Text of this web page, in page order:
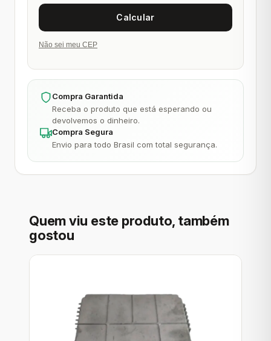
Não sei meu CEP
Compra Garantida
Receba o produto que está esperando ou
devolvemos o dinheiro.
Compra Segura
Envio para todo Brasil com total segurança.
Quem viu este produto, também
gostou